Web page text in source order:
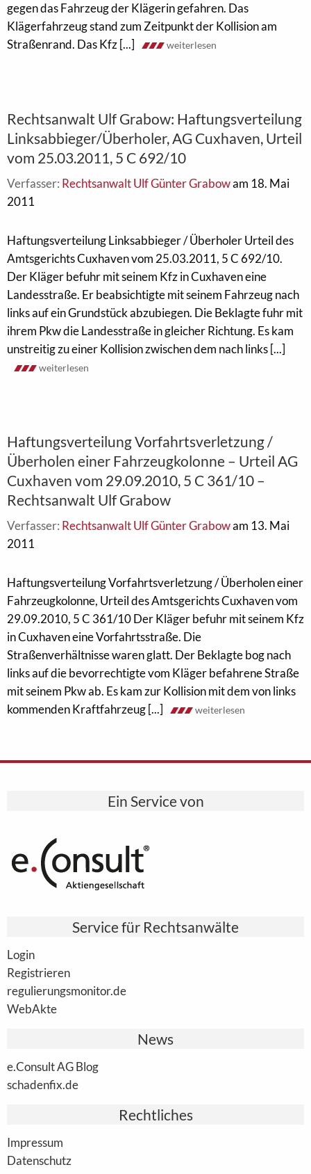
gegen das Fahrzeug der Klägerin gefahren. Das
Klägerfahrzeug stand zum Zeitpunkt der Kollision am
Straßenrand. Das Kfz [...]
weiterlesen
Rechtsanwalt Ulf Grabow: Haftungsverteilung
Linksabbieger/Überholer, AG Cuxhaven, Urteil
vom 25.03.2011, 5 C 692/10
Verfasser: Rechtsanwalt Ulf Günter Grabowam 18. Mai
2011
Haftungsverteilung Linksabbieger / Überholer Urteil des
Amtsgerichts Cuxhaven vom 25.03.2011, 5 C 692/10.
Der Kläger befuhr mit seinem Kfz in Cuxhaven eine
Landesstraße. Er beabsichtigte mit seinem Fahrzeug nach
links auf ein Grundstück abzubiegen. Die Beklagte fuhr mit
ihrem Pkw die Landesstraße in gleicher Richtung. Es kam
unstreitig zu einer Kollision zwischen dem nach links [...]
weiterlesen
Haftungsverteilung Vorfahrtsverletzung /
Überholen einer Fahrzeugkolonne – Urteil AG
Cuxhaven vom 29.09.2010, 5 C 361/10 –
Rechtsanwalt Ulf Grabow
Verfasser: Rechtsanwalt Ulf Günter Grabowam 13. Mai
2011
Haftungsverteilung Vorfahrtsverletzung / Überholen einer
Fahrzeugkolonne, Urteil des Amtsgerichts Cuxhaven vom
29.09.2010, 5 C 361/10 Der Kläger befuhr mit seinem Kfz
in Cuxhaven eine Vorfahrtsstraße. Die
Straßenverhältnisse waren glatt. Der Beklagte bog nach
links auf die bevorrechtigte vom Kläger befahrene Straße
mit seinem Pkw ab. Es kam zur Kollision mit dem von links
kommenden Kraftfahrzeug [...]
weiterlesen
Ein Service von
Service für Rechtsanwälte
Login
Registrieren
regulierungsmonitor.de
WebAkte
News
e.Consult AG Blog
schadenfix.de
Rechtliches
Impressum
Datenschutz